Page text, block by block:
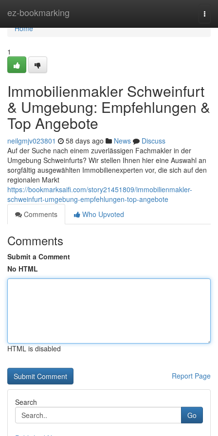
ez-bookmarking
Home
Home
1
Immobilienmakler Schweinfurt
& Umgebung: Empfehlungen &
Top Angebote
neilgmjv023801 58 days ago News
Discuss
Auf der Suche nach einem zuverlässigen Fachmakler in der
Umgebung Schweinfurts? Wir stellen Ihnen hier eine Auswahl an
sorgfältig ausgewählten Immobilienexperten vor, die sich auf den
regionalen Markt
https://bookmarksaifi.com/story21451809/immobilienmakler-
schweinfurt-umgebung-empfehlungen-top-angebote
Comments
Who Upvoted
Comments
Submit a Comment
No HTML
HTML is disabled
Report Page
Search
Go